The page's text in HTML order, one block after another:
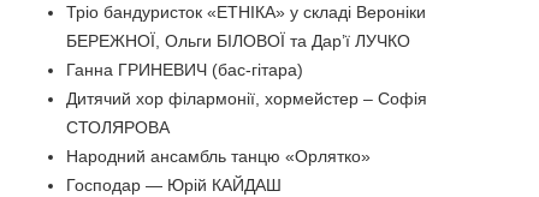
Тріо бандуристок «ЕТНІКА» у складі Вероніки
БЕРЕЖНОЇ, Ольги БІЛОВОЇ та Дар’ї ЛУЧКО
Ганна ГРИНЕВИЧ (бас-гітара)
Дитячий хор філармонії, хормейстер – Софія
СТОЛЯРОВА
Народний ансамбль танцю «Орлятко»
Господар — Юрій КАЙДАШ